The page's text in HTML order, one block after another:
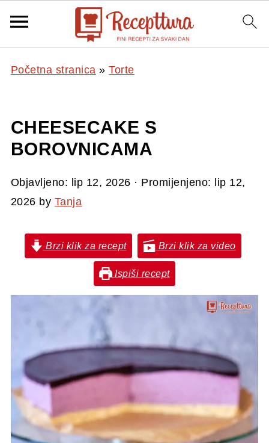
Početna stranica »Torte
CHEESECAKE S
BOROVNICAMA
Objavljeno: lip 12, 2026 · Promijenjeno:
lip 12,
2026 by Tanja
Brzi klik za recept Brzi klik za video
Ispiši recept